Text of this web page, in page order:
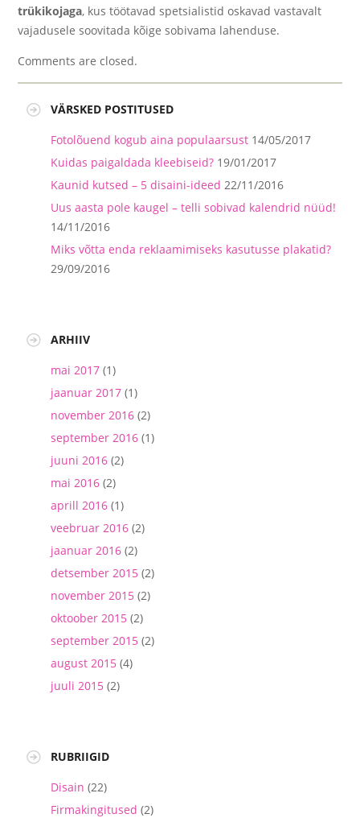
trükikojaga, kus töötavad spetsialistid oskavad vastavalt
vajadusele soovitada kõige sobivama lahenduse.
Comments are closed.
VÄRSKED POSTITUSED
Fotolõuend kogub aina populaarsust 14/05/2017
Kuidas paigaldada kleebiseid? 19/01/2017
Kaunid kutsed – 5 disaini-ideed 22/11/2016
Uus aasta pole kaugel – telli sobivad kalendrid nüüd!
14/11/2016
Miks võtta enda reklaamimiseks kasutusse plakatid?
29/09/2016
ARHIIV
mai 2017(1)
jaanuar 2017(1)
november 2016(2)
september 2016(1)
juuni 2016(2)
mai 2016(2)
aprill 2016(1)
veebruar 2016(2)
jaanuar 2016(2)
detsember 2015(2)
november 2015(2)
oktoober 2015(2)
september 2015(2)
august 2015(4)
juuli 2015(2)
RUBRIIGID
Disain (22)
Firmakingitused (2)